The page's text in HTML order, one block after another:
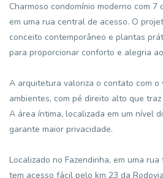
Charmoso condomínio moderno com 7
em uma rua central de acesso. O
conceito contemporâneo e plantas
para proporcionar conforto e alegria
A arquitetura valoriza o contato com o
ambientes, com pé direito alto que
A área íntima, localizada em um nível
garante maior privacidade.
Localizado no Fazendinha, em uma
tem acesso fácil pelo km 23 da